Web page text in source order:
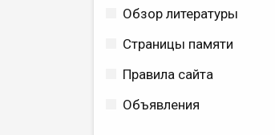
Обзор литературы
Страницы памяти
Правила сайта
Объявления